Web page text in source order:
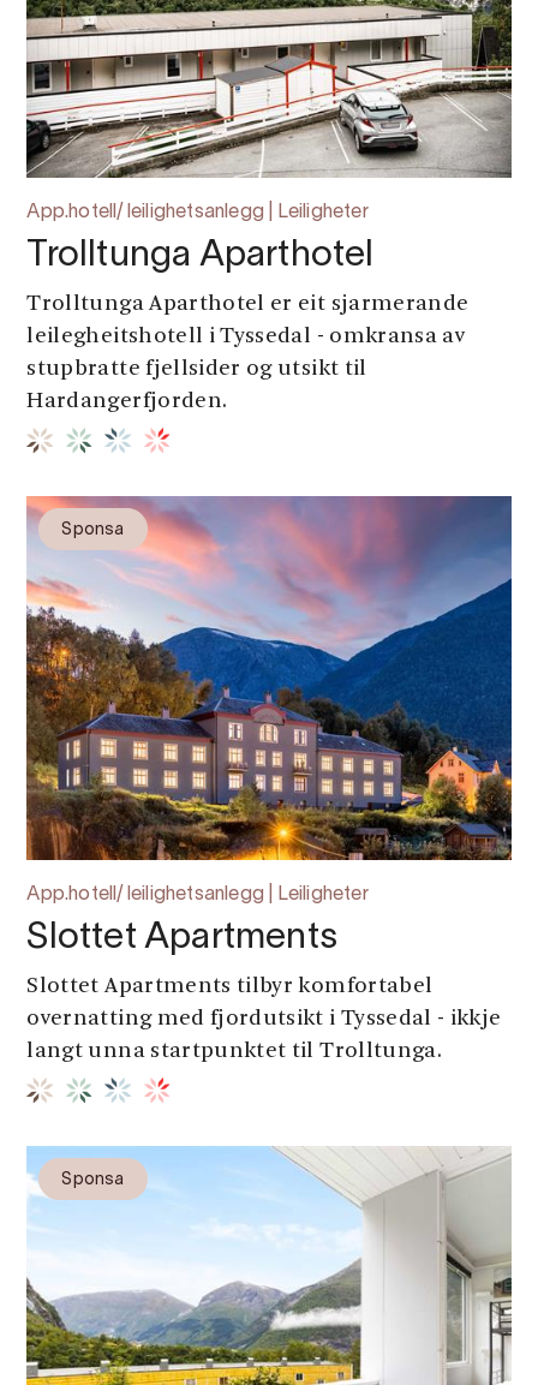
App.hotell/ leilighetsanlegg | Leiligheter
Trolltunga Aparthotel
Trolltunga Aparthotel er eit sjarmerande
leilegheitshotell i Tyssedal - omkransa av
stupbratte fjellsider og utsikt til
Hardangerfjorden.
Sponsa
App.hotell/ leilighetsanlegg | Leiligheter
Slottet Apartments
Slottet Apartments tilbyr komfortabel
overnatting med fjordutsikt i Tyssedal - ikkje
langt unna startpunktet til Trolltunga.
Sponsa